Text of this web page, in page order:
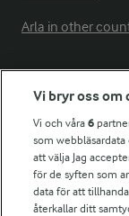
Arla in other
Fler Arlasajter
För ägare
Arlas kundportal
Arla.com
Falbygdens Ost
Vi bryr oss
Vi och våra6
som
att välja Jag
för de syften som
data för att
återkallar ditt